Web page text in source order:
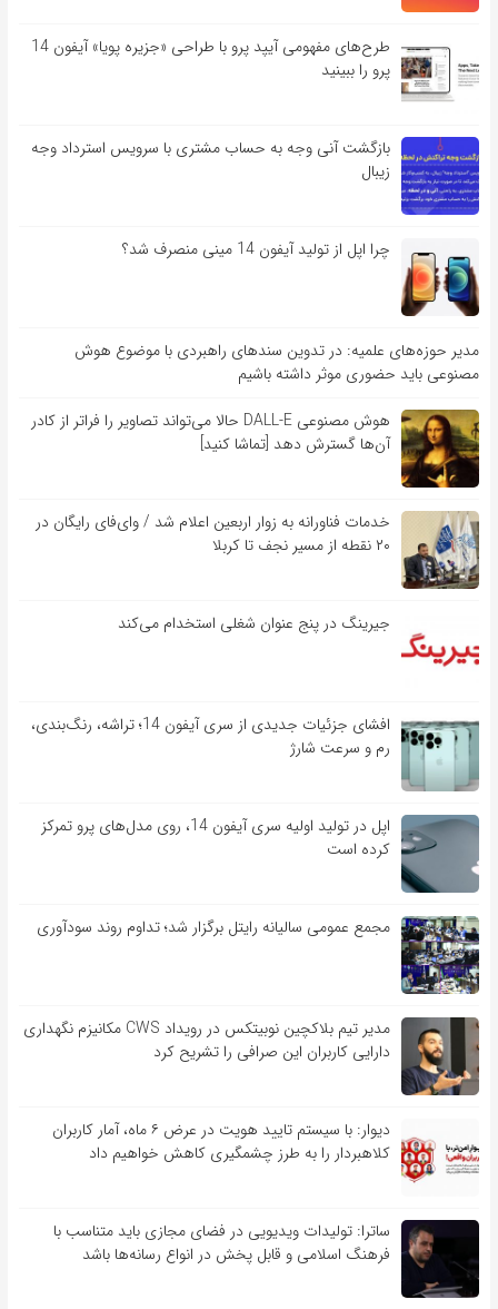
طرح‌های مفهومی آیپد پرو با طراحی «جزیره پویا» آیفون 14
پرو را ببینید
بازگشت آنی وجه به حساب مشتری با سرویس استرداد وجه
زیبال
چرا اپل از تولید آیفون 14 مینی منصرف شد؟
مدیر حوزه‌های علمیه: در تدوین سندهای راهبردی با موضوع هوش
مصنوعی باید حضوری موثر داشته باشیم
هوش مصنوعی DALL-E حالا می‌تواند تصاویر را فراتر از کادر
آن‌ها گسترش دهد [تماشا کنید]
خدمات فناورانه به زوار اربعین اعلام شد / وای‌فای رایگان در
۲۰ نقطه از مسیر نجف تا کربلا
جیرینگ در پنج عنوان شغلی استخدام می‌کند
افشای جزئیات جدیدی از سری آیفون 14؛ تراشه، رنگ‌بندی،
رم و سرعت شارژ
اپل در تولید اولیه سری آیفون 14، روی مدل‌های پرو تمرکز
کرده است
مجمع عمومی سالیانه رایتل برگزار شد؛ تداوم روند سودآوری
مدیر تیم بلاکچین نوبیتکس در رویداد CWS مکانیزم نگهداری
دارایی کاربران این صرافی را تشریح کرد
دیوار: با سیستم تایید هویت در عرض ۶ ماه، آمار کاربران
کلاهبردار را به طرز چشمگیری کاهش خواهیم داد
ساترا: تولیدات ویدیویی در فضای مجازی باید متناسب با
فرهنگ اسلامی و قابل پخش در انواع رسانه‌ها باشد